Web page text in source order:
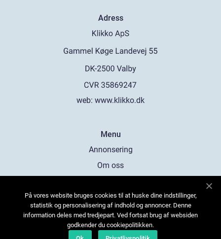
Adress
web: www.klikko.dk
Menu
Annonsering
Om oss
Kontakta oss
Sitemap
På vores website bruges cookies til at huske dine indstillinger,
statistik og personalisering af indhold og annoncer. Denne
information deles med tredjepart. Ved fortsat brug af websiden
godkender du cookiepolitikken.